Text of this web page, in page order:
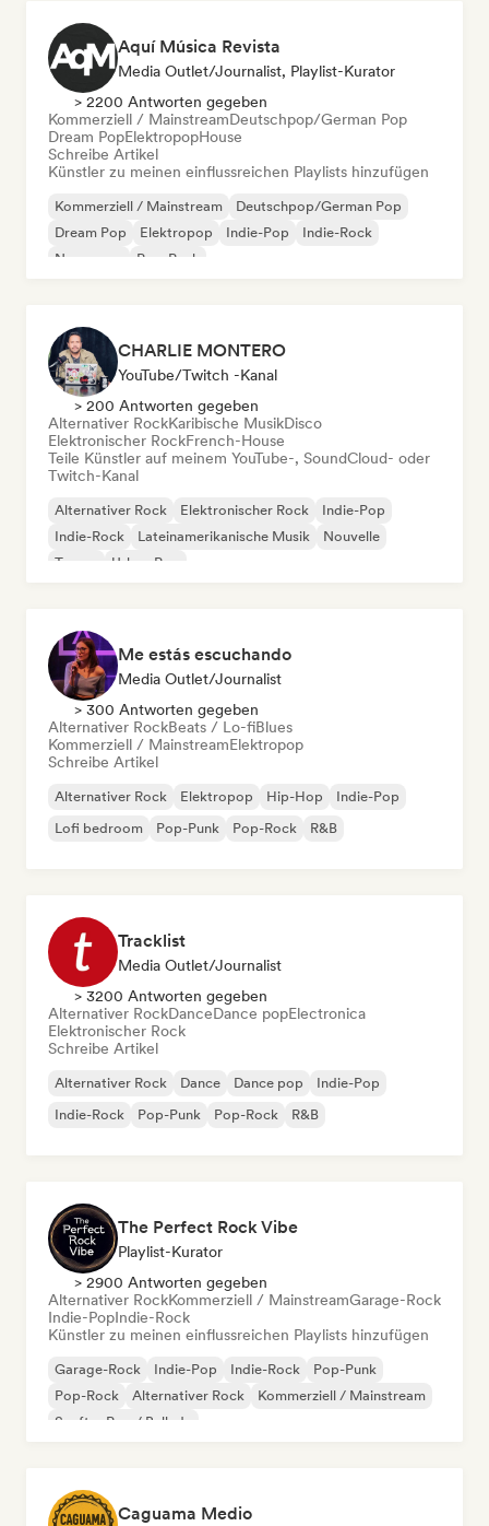
Aquí Música Revista
Media Outlet/Journalist, Playlist-Kurator
> 2200 Antworten gegeben
Kommerziell / MainstreamDeutschpop/German Pop
Dream PopElektropopHouse
Schreibe Artikel
Künstler zu meinen einflussreichen Playlists hinzufügen
Kommerziell / Mainstream
Deutschpop/German Pop
Dream Pop
Elektropop Indie-Pop
Indie-Rock
New wave
Pop-Punk
CHARLIE MONTERO
YouTube/Twitch -Kanal
> 200 Antworten gegeben
Alternativer RockKaribische MusikDisco
Elektronischer RockFrench-House
Teile Künstler auf meinem YouTube-, SoundCloud- oder
Twitch-Kanal
Alternativer Rock Elektronischer Rock
Indie-Pop
Indie-Rock
Lateinamerikanische Musik
Nouvelle
Trance
Urban Pop
Me estás escuchando
Media Outlet/Journalist
> 300 Antworten gegeben
Alternativer RockBeats / Lo-fiBlues
Kommerziell / MainstreamElektropop
Schreibe Artikel
Alternativer Rock Elektropop Hip-Hop
Indie-Pop
Lofi bedroom
Pop-Punk Pop-Rock R&B
Tracklist
Media Outlet/Journalist
> 3200 Antworten gegeben
Alternativer RockDanceDance popElectronica
Elektronischer Rock
Schreibe Artikel
Alternativer Rock Dance Dance pop
Indie-Pop
Indie-Rock
Pop-Punk Pop-Rock R&B
The Perfect Rock Vibe
Playlist-Kurator
> 2900 Antworten gegeben
Alternativer RockKommerziell / MainstreamGarage-Rock
Indie-PopIndie-Rock
Künstler zu meinen einflussreichen Playlists hinzufügen
Garage-Rock Indie-Pop Indie-Rock
Pop-Punk
Pop-Rock
Alternativer Rock
Kommerziell / Mainstream
Sanfter Pop / Ballade
Caguama Medio